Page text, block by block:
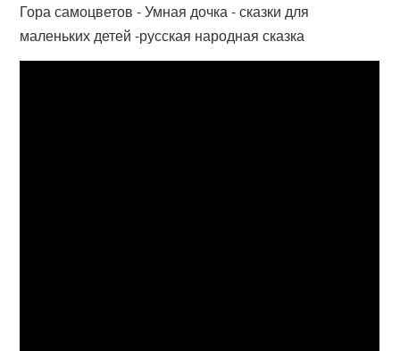
Гора самоцветов - Умная дочка - сказки для
маленьких детей -русская народная сказка